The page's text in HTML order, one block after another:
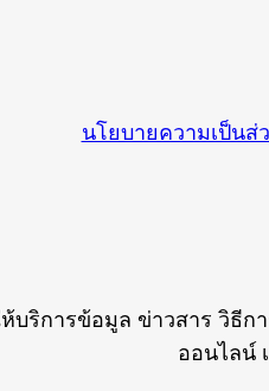
นโยบายความเป็นส่
บริการข้อมูล ข่าวสาร วิธี
ออนไลน์